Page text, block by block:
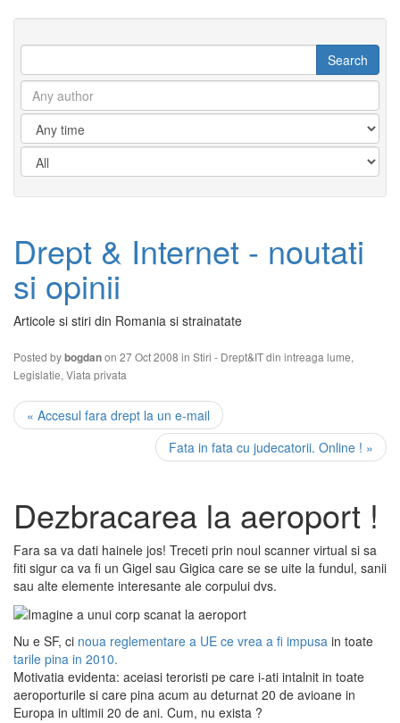
Drept & Internet - noutati
si opinii
Articole si stiri din Romania si strainatate
Posted bybogdanon 27 Oct 2008 in Stiri - Drept&IT din intreaga lume,
Legislatie, Viata privata
« Accesul fara drept la un e-mail
Fata in fata cu judecatorii. Online ! »
Dezbracarea la aeroport !
Fara sa va dati hainele jos! Treceti prin noul scanner virtual si sa
fiti sigur ca va fi un Gigel sau Gigica care se se uite la fundul, sanii
sau alte elemente interesante ale corpului dvs.
Nu e SF, ci noua reglementare a UE ce vrea a fi impusa in toate
tarile pina in 2010.
Motivatia evidenta: aceiasi teroristi pe care i-ati intalnit in toate
aeroporturile si care pina acum au deturnat 20 de avioane in
Europa in ultimii 20 de ani. Cum, nu exista ?